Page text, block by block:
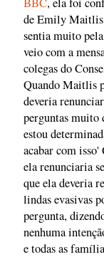
de Emily Maitlis.
sentia muito
veio com a
colegas do
Quando Maitlis
deveria
perguntas muito
estou
acabar com
ela renunciaria
que ela deveria
lindas evasivas
pergunta,
nenhuma
e todas as